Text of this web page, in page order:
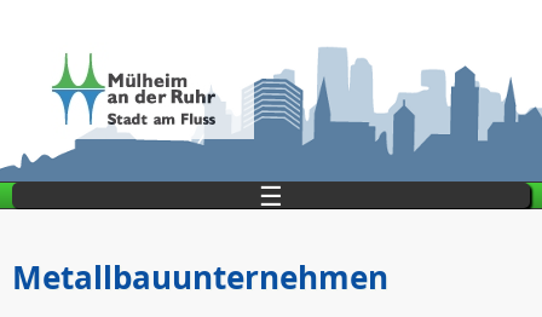
☰
Metallbauunternehmen